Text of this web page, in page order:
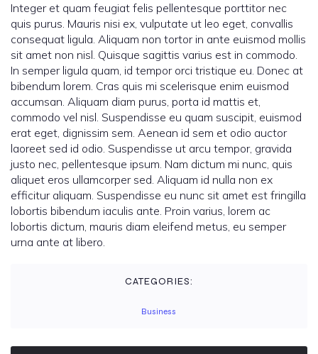
Integer et quam feugiat felis pellentesque porttitor nec
quis purus. Mauris nisi ex, vulputate ut leo eget, convallis
consequat ligula. Aliquam non tortor in ante euismod mollis
sit amet non nisl. Quisque sagittis varius est in commodo.
In semper ligula quam, id tempor orci tristique eu. Donec at
bibendum lorem. Cras quis mi scelerisque enim euismod
accumsan. Aliquam diam purus, porta id mattis et,
commodo vel nisl. Suspendisse eu quam suscipit, euismod
erat eget, dignissim sem. Aenean id sem et odio auctor
laoreet sed id odio. Suspendisse ut arcu tempor, gravida
justo nec, pellentesque ipsum. Nam dictum mi nunc, quis
aliquet eros ullamcorper sed. Aliquam id nulla non ex
efficitur aliquam. Suspendisse eu nunc sit amet est fringilla
lobortis bibendum iaculis ante. Proin varius, lorem ac
lobortis dictum, mauris diam eleifend metus, eu semper
urna ante at libero.
CATEGORIES:
Business